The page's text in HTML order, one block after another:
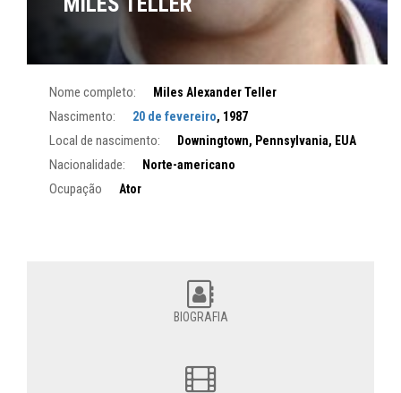
Nome completo: Miles Alexander Teller
Nascimento: 20 de fevereiro, 1987
Local de nascimento: Downingtown, Pennsylvania, EUA
Nacionalidade: Norte-americano
Ocupação Ator
BIOGRAFIA